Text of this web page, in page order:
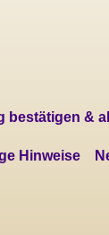
bestätigen &
Hinweise